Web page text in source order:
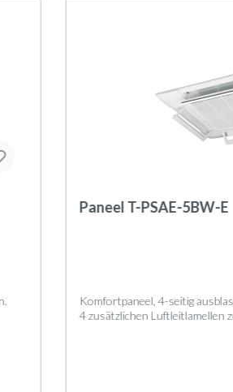
Paneel T-PSAE-5BW-E
Komfortpaneel, 4-seitig
4 zusätzlichen Luftleitlamellen